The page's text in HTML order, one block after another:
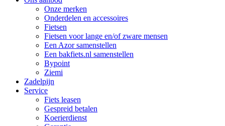
Onze merken
Onderdelen en accessoires
Fietsen
Fietsen voor lange en/of zware mensen
Een Azor samenstellen
Een bakfiets.nl samenstellen
Bypoint
Ziemi
Zadelpijn
Service
Fiets leasen
Gespreid betalen
Koerierdienst